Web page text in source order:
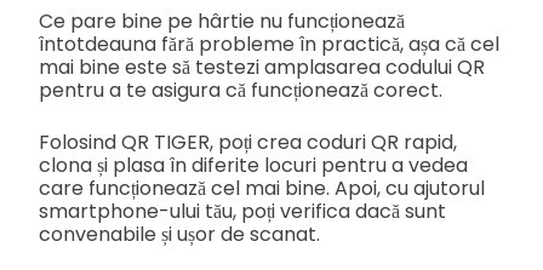
Ce pare bine pe hârtie nu funcționează
întotdeauna fără probleme în practică, așa că cel
mai bine este să testezi amplasarea codului QR
pentru a te asigura că funcționează corect.
Folosind QR TIGER, poți crea coduri QR rapid,
clona și plasa în diferite locuri pentru a vedea
care funcționează cel mai bine. Apoi, cu ajutorul
smartphone-ului tău, poți verifica dacă sunt
convenabile și ușor de scanat.